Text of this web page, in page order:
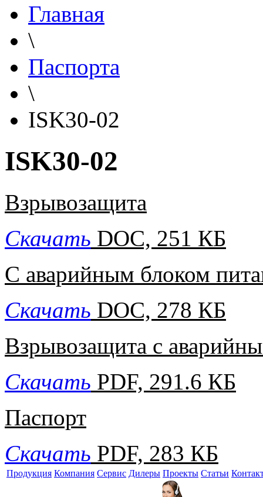
Главная
\
Паспорта
\
ISK30-02
ISK30-02
Взрывозащита
Скачать DOC, 251 КБ
С аварийным блоком
Скачать DOC, 278 КБ
Взрывозащита с
Скачать PDF, 291.6 КБ
Паспорт
Скачать PDF, 283 КБ
Продукция Компания Сервис Дилеры Проекты Статьи